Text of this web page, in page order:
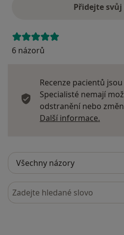
Přidejte
6 názorů
Recenze pacientů
Specialisté nemají
odstranění nebo
Další informace.
Hledejte v názorech